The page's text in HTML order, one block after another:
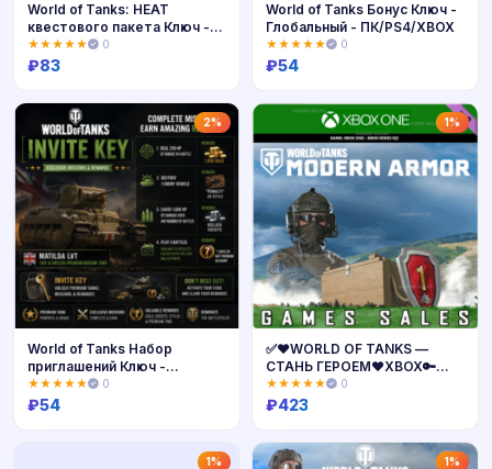
Купить
World of Tanks: HEAT
квестового пакета Ключ -
Глобальный - ПК/PS4/XBOX
★★★★★ 0
₽83
Купить
World of Tanks Бонус Ключ -
Глобальный - ПК/PS4/XBOX
★★★★★ 0
₽54
2%
World of Tanks Набор
приглашений Ключ -
Глобальный - ПК/PS4/XBOX
★★★★★ 0
₽54
1%
Купить
✅❤️WORLD OF TANKS —
СТАНЬ ГЕРОЕМ❤️XBOX🔑
КЛЮЧ✅
★★★★★ 0
₽423
1% 1%